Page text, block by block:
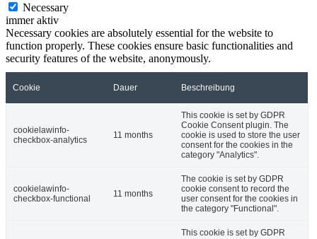
Necessary
immer aktiv
Necessary cookies are absolutely essential for the website to
function properly. These cookies ensure basic functionalities and
security features of the website, anonymously.
Cookie Dauer Beschreibung
cookielawinfo-
checkbox-analytics
11 months
This cookie is set by GDPR
Cookie Consent plugin. The
cookie is used to store the user
consent for the cookies in the
category "Analytics".
cookielawinfo-
checkbox-functional
11 months
The cookie is set by GDPR
cookie consent to record the
user consent for the cookies in
the category "Functional".
This cookie is set by GDPR